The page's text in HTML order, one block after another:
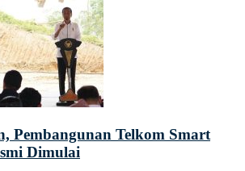
Pembangunan Telkom Smart
Dimulai